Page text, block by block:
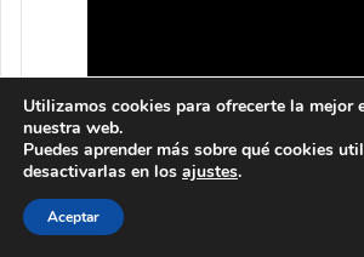
Utilizamos cookies para ofrecerte la mejor
nuestra web.
Puedes aprender más sobre qué cookies
desactivarlas en los ajustes.
Aceptar